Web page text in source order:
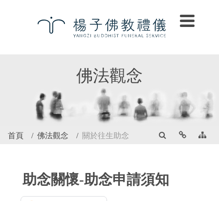
佛法觀念
首頁 佛法觀念 關於往生助念
助念關懷-助念申請須知